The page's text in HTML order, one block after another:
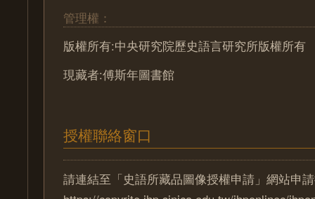
管理權：
版權所有:中央研究院歷史語言研究所版權所有
現藏者:傅斯年圖書館
授權聯絡窗口
請連結至「史語所藏品圖像授權申請」網站申